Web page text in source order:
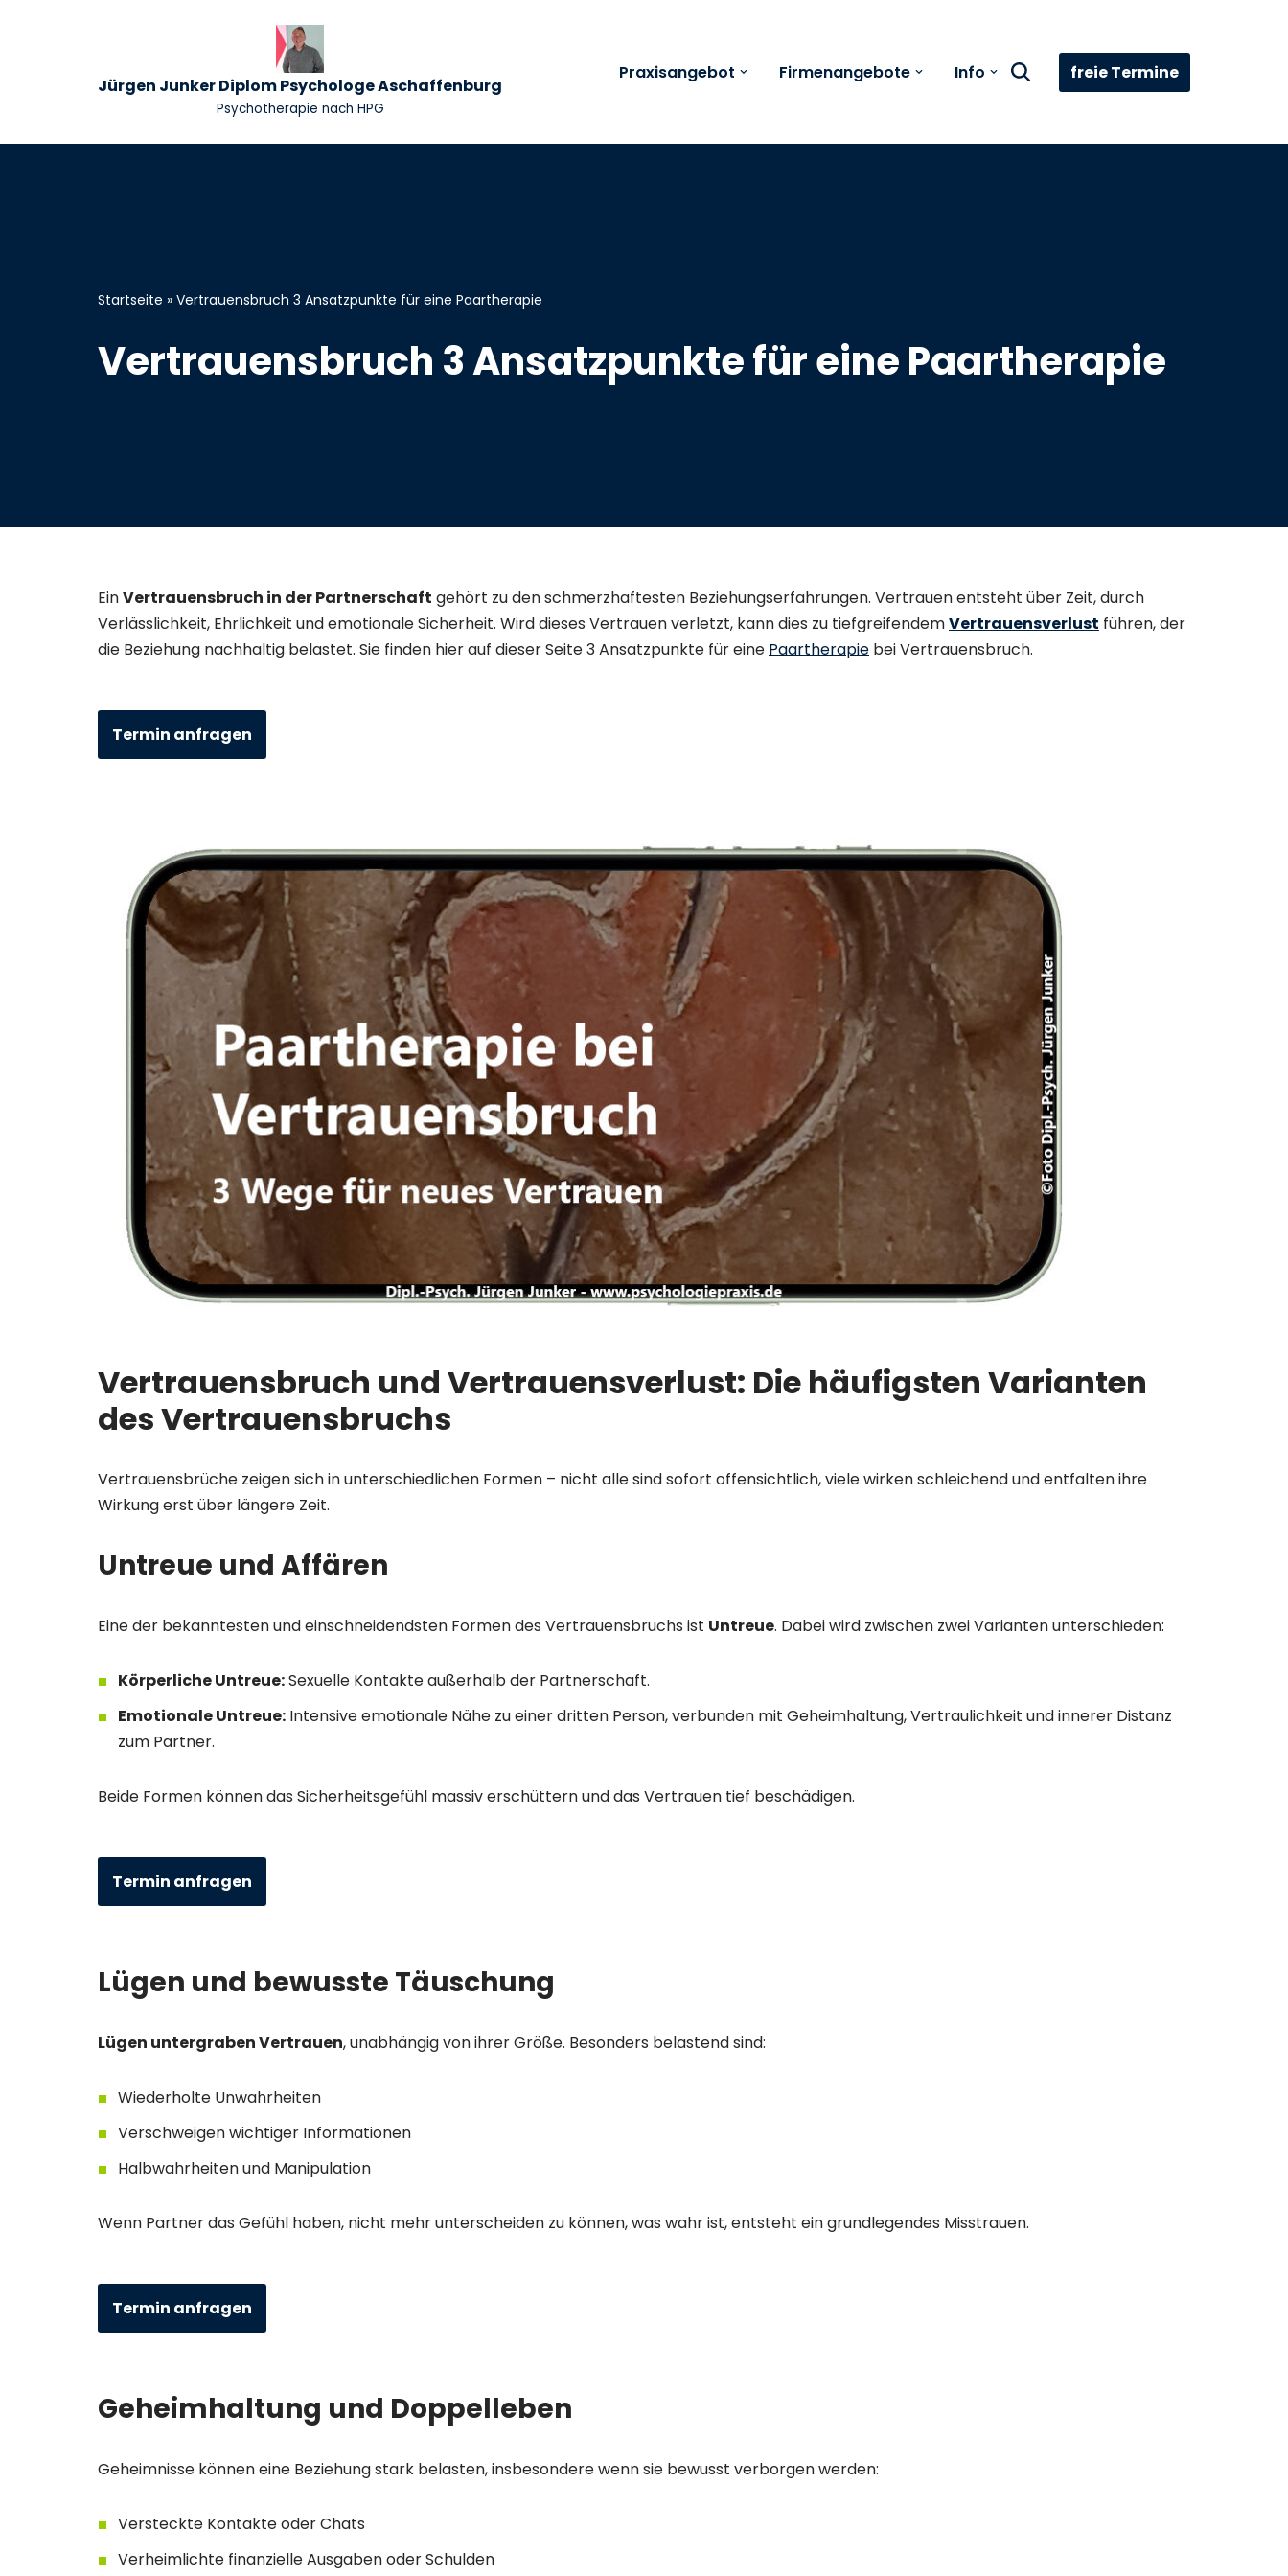
Jürgen Junker Diplom Psychologe Aschaffenburg
Psychotherapie nach HPG
Praxisangebot Firmenangebote Info freie Termine
Startseite » Vertrauensbruch 3 Ansatzpunkte für eine Paartherapie
Vertrauensbruch 3 Ansatzpunkte für eine Paartherapie
EinVertrauensbruch in der Partnerschaft gehört zu den schmerzhaftesten Beziehungserfahrungen. Vertrauen entsteht über Zeit, durch
Verlässlichkeit, Ehrlichkeit und emotionale Sicherheit. Wird dieses Vertrauen verletzt, kann dies zu tiefgreifendemVertrauensverlust führen, der
die Beziehung nachhaltig belastet. Sie finden hier auf dieser Seite 3 Ansatzpunkte für eine Paartherapie bei Vertrauensbruch.
Termin anfragen
Vertrauensbruch und Vertrauensverlust: Die häufigsten Varianten
des Vertrauensbruchs
Vertrauensbrüche zeigen sich in unterschiedlichen Formen – nicht alle sind sofort offensichtlich, viele wirken schleichend und entfalten ihre
Wirkung erst über längere Zeit.
Untreue und Affären
Eine der bekanntesten und einschneidendsten Formen des Vertrauensbruchs ist Untreue. Dabei wird zwischen zwei Varianten unterschieden:
Körperliche Untreue:Sexuelle Kontakte außerhalb der Partnerschaft.
Emotionale Untreue:Intensive emotionale Nähe zu einer dritten Person, verbunden mit Geheimhaltung, Vertraulichkeit und innerer Distanz
zum Partner.
Beide Formen können das Sicherheitsgefühl massiv erschüttern und das Vertrauen tief beschädigen.
Termin anfragen
Lügen und bewusste Täuschung
Lügen untergraben Vertrauen, unabhängig von ihrer Größe. Besonders belastend sind:
Wiederholte Unwahrheiten
Verschweigen wichtiger Informationen
Halbwahrheiten und Manipulation
Wenn Partner das Gefühl haben, nicht mehr unterscheiden zu können, was wahr ist, entsteht ein grundlegendes Misstrauen.
Termin anfragen
Geheimhaltung und Doppelleben
Geheimnisse können eine Beziehung stark belasten, insbesondere wenn sie bewusst verborgen werden:
Versteckte Kontakte oder Chats
Verheimlichte finanzielle Ausgaben oder Schulden